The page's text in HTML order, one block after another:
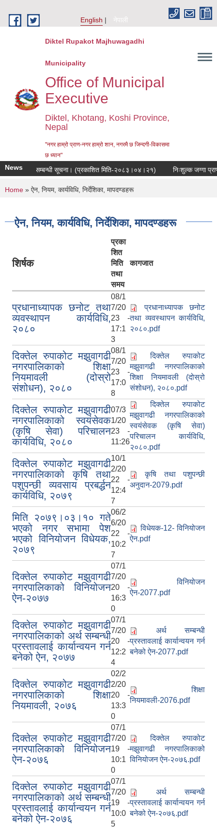
English
नेपाली
Diktel Rupakot Majhuwagadhi
Municipality
Office of Municipal
Executive
Diktel, Khotang, Koshi Province,
Nepal
"नगर हाम्रो प्राण-नगर हाम्रो शान, नगरमै छ जिन्दगी-विकासमा
छ ध्यान"
Newsहुने सम्बन्धी सूचना। (प्रकाशित मिति-२०८३।०४।२१) निःशुल्क जग्गा
You are here
Home » ऐन, नियम, कार्यविधि, निर्देशिका, मापदण्डहरू
ऐन, नियम, कार्यविधि, निर्देशिका, मापदण्डहरू
शिर्षक
प्रका
शित
मिति
तथा
समय
कागजात
प्रधानाध्यापक छनोट तथा
व्यवस्थापन कार्यविधि,
२०८०
08/1
7/20
23 -
17:1
3
प्रधानाध्यापक छनोट
तथा व्यवस्थापन कार्यविधि,
२०८०.pdf
दिक्तेल रुपाकोट मझुवागढी
नगरपालिकाको शिक्षा
नियमावली (दोस्रो
संशोधन), २०८०
08/1
7/20
23 -
17:0
8
दिक्तेल रुपाकोट
मझुवागढी नगरपालिकाको
शिक्षा नियमावली (दोस्रो
संशोधन), २०८०.pdf
दिक्तेल रुपाकोट मझुवागढी
नगरपालिकाको स्वयंसेवक
(कृषि सेवा) परिचालन
कार्यविधि, २०८०
07/3
1/20
23 -
11:26
दिक्तेल रुपाकोट
मझुवागढी नगरपालिकाको
स्वयंसेवक (कृषि सेवा)
परिचालन कार्यविधि,
२०८०.pdf
दिक्तेल रुपाकोट मझुवागढी
नगरपालिकाको कृषि तथा
पशुपन्छी व्यवसाय प्रबर्द्धन
कार्यविधि, २०७९
10/1
2/20
22 -
12:4
7
कृषि तथा पशुपन्छी
अनुदान-2079.pdf
मिति २०७९।०३।१० गते
भएको नगर सभामा पेश
भएको विनियोजन विधेयक,
२०७९
06/2
6/20
22 -
10:2
7
विधेयक-12- विनियोजन
ऐन.pdf
दिक्तेल रुपाकोट मझुवागढी
नगरपालिकाको विनियोजन
ऐन-२०७७
07/1
7/20
20 -
16:3
0
विनियोजन
ऐन-2077.pdf
दिक्तेल रुपाकोट मझुवागढी
नगरपालिकाको अर्थ सम्बन्धी
प्रस्तावलाई कार्यान्वयन गर्न
बनेको ऐन, २०७७
07/1
7/20
20 -
12:2
4
अर्थ सम्बन्धी
प्रस्तावलाई कार्यान्वयन गर्न
बनेको ऐन-2077.pdf
दिक्तेल रुपाकोट मझुवागढी
नगरपालिकाको शिक्षा
नियमावली, २०७६
02/2
2/20
20 -
13:3
0
शिक्षा
नियमावली-2076.pdf
दिक्तेल रुपाकोट मझुवागढी
नगरपालिकाको विनियोजन
ऐन-२०७६
07/1
7/20
19 -
10:1
0
दिक्तेल रुपाकोट
मझुवागढी नगरपालिकाको
विनियोजन ऐन-२०७६.pdf
दिक्तेल रुपाकोट मझुवागढी
नगरपालिकाको अर्थ सम्बन्धी
प्रस्तावलाई कार्यान्वयन गर्न
बनेको ऐन-२०७६
07/1
7/20
19 -
10:0
5
अर्थ सम्बन्धी
प्रस्तावलाई कार्यान्वयन गर्न
बनेको ऐन-२०७६.pdf